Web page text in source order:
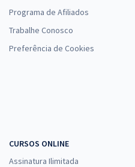
Programa de Afiliados
Trabalhe Conosco
Preferência de Cookies
CURSOS ONLINE
Assinatura Ilimitada